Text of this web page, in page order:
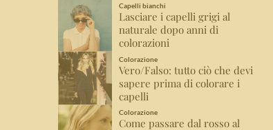
Capelli bianchi
Lasciare i capelli grigi al
naturale dopo anni di
colorazioni
Colorazione
Vero/Falso: tutto ciò che devi
sapere prima di colorare i
capelli
Colorazione
Come passare dal rosso al